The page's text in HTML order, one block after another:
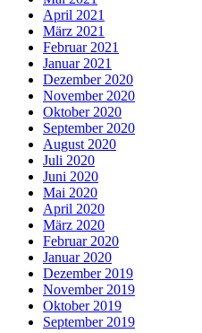
April 2021
März 2021
Februar 2021
Januar 2021
Dezember 2020
November 2020
Oktober 2020
September 2020
August 2020
Juli 2020
Juni 2020
Mai 2020
April 2020
März 2020
Februar 2020
Januar 2020
Dezember 2019
November 2019
Oktober 2019
September 2019